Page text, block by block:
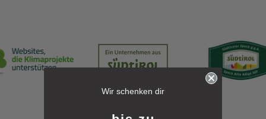
rating 6.241
Wir schenken dir